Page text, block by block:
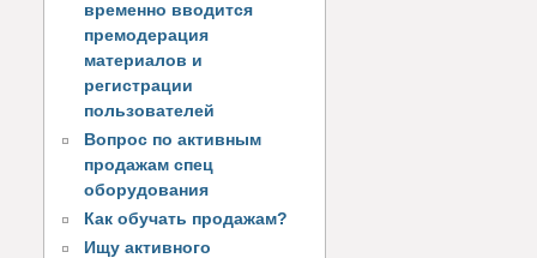
временно вводится
премодерация
материалов и
регистрации
пользователей
Вопрос по активным
продажам спец
оборудования
Как обучать продажам?
Ищу активного